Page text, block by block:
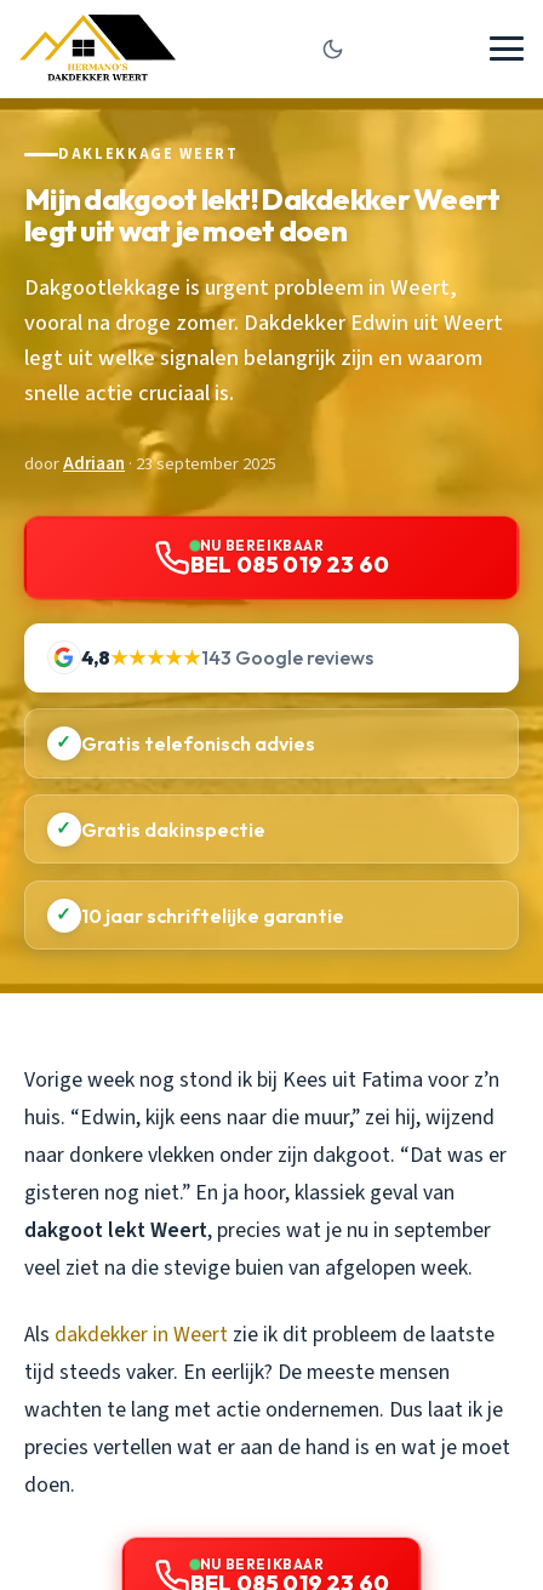
DAKLEKKAGE WEERT
Mijn dakgoot lekt! Dakdekker Weert
legt uit wat je moet doen
Dakgootlekkage is urgent probleem in Weert,
vooral na droge zomer. Dakdekker Edwin uit Weert
legt uit welke signalen belangrijk zijn en waarom
snelle actie cruciaal is.
doorAdriaan · 23 september 2025
NU BEREIKBAAR
BEL 085 019 23 60
4,8★★★★★143 Google reviews
✓ Gratis telefonisch advies
✓ Gratis dakinspectie
✓ 10 jaar schriftelijke garantie
Vorige week nog stond ik bij Kees uit Fatima voor z’n
huis. “Edwin, kijk eens naar die muur,” zei hij, wijzend
naar donkere vlekken onder zijn dakgoot. “Dat was er
gisteren nog niet.” En ja hoor, klassiek geval van
dakgoot lekt Weert, precies wat je nu in september
veel ziet na die stevige buien van afgelopen week.
Als dakdekker in Weert zie ik dit probleem de laatste
tijd steeds vaker. En eerlijk? De meeste mensen
wachten te lang met actie ondernemen. Dus laat ik je
precies vertellen wat er aan de hand is en wat je moet
doen.
NU BEREIKBAAR
BEL 085 019 23 60